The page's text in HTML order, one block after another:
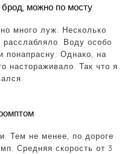
можно по мосту
много луж. Несколько
Воду особо
понапрасну. Однако, на
настораживало. Так что я
Тем не менее, по дороге
Средняя скорость от 3